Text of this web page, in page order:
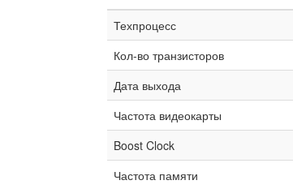
Техпроцесс
Кол-во транзисторов
Дата выхода
Частота видеокарты
Boost Clock
Частота памяти